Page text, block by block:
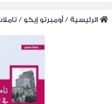
الرئيسية /أومبرتو إيكو /